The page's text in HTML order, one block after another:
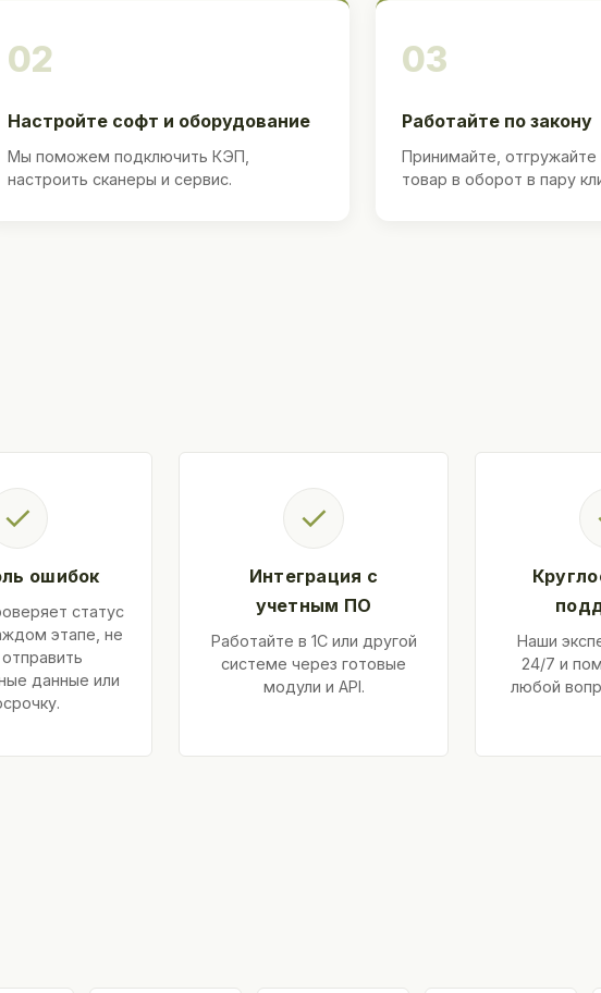
02
Настройте софт и оборудование
Мы поможем подключить КЭП,
настроить сканеры и сервис.
03
Работайте по закону
Принимайте, отгружайте
товар в оборот в пару
✓
ошибок
статус
этапе, не
данные или
✓
Интеграция с
учетным ПО
Работайте в 1С или другой
системе через готовые
модули и API.
Наши
24/7 и
любой